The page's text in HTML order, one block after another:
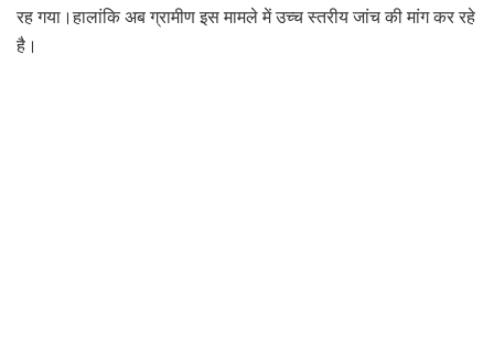
रह गया।हालांकि अब ग्रामीण इस मामले में उच्च स्तरीय जांच की मांग कर रहे
है।